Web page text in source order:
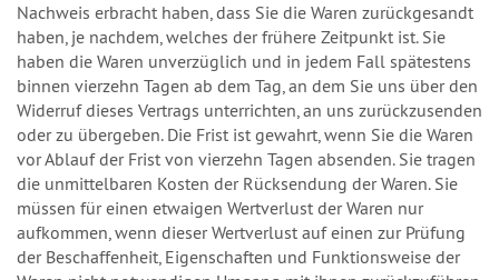
Nachweis erbracht haben, dass Sie die Waren zurückgesandt
haben, je nachdem, welches der frühere Zeitpunkt ist. Sie
haben die Waren unverzüglich und in jedem Fall spätestens
binnen vierzehn Tagen ab dem Tag, an dem Sie uns über den
Widerruf dieses Vertrags unterrichten, an uns zurückzusenden
oder zu übergeben. Die Frist ist gewahrt, wenn Sie die Waren
vor Ablauf der Frist von vierzehn Tagen absenden. Sie tragen
die unmittelbaren Kosten der Rücksendung der Waren. Sie
müssen für einen etwaigen Wertverlust der Waren nur
aufkommen, wenn dieser Wertverlust auf einen zur Prüfung
der Beschaffenheit, Eigenschaften und Funktionsweise der